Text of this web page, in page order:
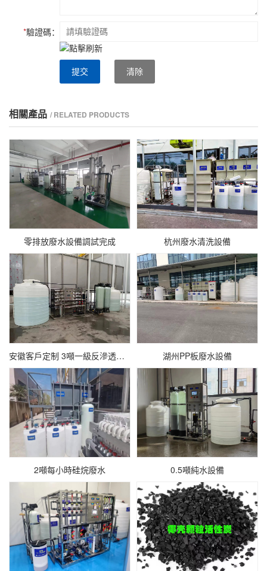
*驗證碼：
提交 清除
相關產品 / RELATED PRODUCTS
零排放廢水設備調試完成 杭州廢水清洗設備
安徽客戶定制 3噸一級反滲透設備 湖州PP板廢水設備
2噸每小時硅烷廢水 0.5噸純水設備